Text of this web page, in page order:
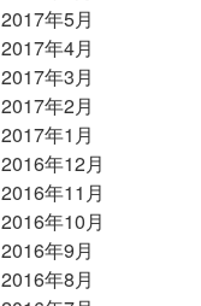
2017年5月
2017年4月
2017年3月
2017年2月
2017年1月
2016年12月
2016年11月
2016年10月
2016年9月
2016年8月